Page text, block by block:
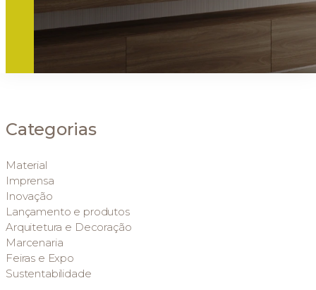
Categorias
Material
Imprensa
Inovação
Lançamento e produtos
Arquitetura e Decoração
Marcenaria
Feiras e Expo
Sustentabilidade